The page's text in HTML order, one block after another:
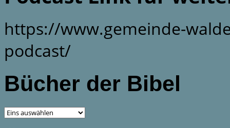
https://www.gemeinde-
podcast/
Bücher der Bibel